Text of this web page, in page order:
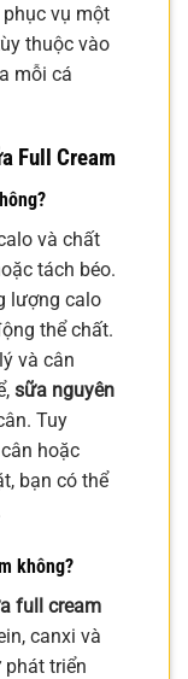
vụ một
thuộc vào
mỗi cá
Full Cream
và chất
tách béo.
lượng calo
thể chất.
và cân
sữa nguyên
Tuy
hoặc
bạn có thể
không?
full cream
canxi và
triển